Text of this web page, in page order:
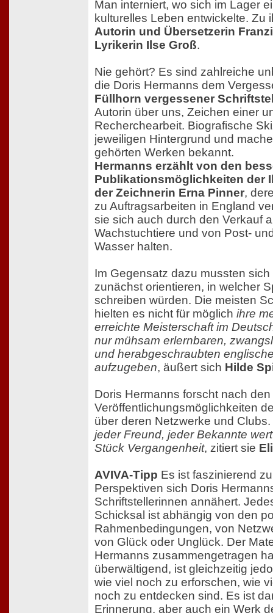
Man interniert, wo sich im Lager
kulturelles Leben entwickelte. Zu
Autorin und Übersetzerin
Lyrikerin Ilse Groß.
Nie gehört? Es sind zahlreiche
die Doris Hermanns dem
Füllhorn vergessener
Autorin über uns, Zeichen einer
Recherchearbeit. Biografische
jeweiligen Hintergrund und
gehörten Werken bekannt.
Hermanns erzählt von den
Publikationsmöglichkeiten der
der Zeichnerin Erna Pinner,
zu Auftragsarbeiten in England
sie sich auch durch den Verkauf
Wachstuchtiere und von Post-
Wasser halten.
Im Gegensatz dazu mussten
zunächst orientieren, in welcher
schreiben würden. Die meisten
hielten es nicht für möglich ihre
erreichte Meisterschaft im
nur mühsam erlernbaren,
und herabgeschraubten
aufzugeben, äußert sich Hilde
Doris Hermanns forscht nach den
Veröffentlichungsmöglichkeiten
über deren Netzwerke und Clubs.
jeder Freund, jeder Bekannte
Stück Vergangenheit, zitiert sie
AVIVA-Tipp Es ist faszinierend
Perspektiven sich Doris
Schriftstellerinnen annähert.
Schicksal ist abhängig von den
Rahmenbedingungen, von
von Glück oder Unglück. Der
Hermanns zusammengetragen
überwältigend, ist gleichzeitig
wie viel noch zu erforschen, wie
noch zu entdecken sind. Es ist
Erinnerung, aber auch ein Werk